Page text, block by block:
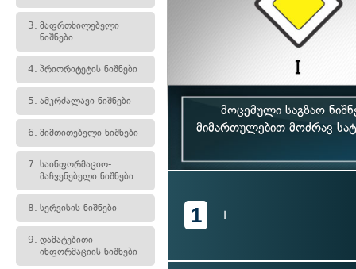
3. მაფრთხილებელი
ნიშნები
4. პრიორიტეტის ნიშნები
5. ამკრძალავი ნიშნები
6. მიმთითებელი ნიშნები
7. საინფორმაციო-
მაჩვენებელი ნიშნები
8. სერვისის ნიშნები
9. დამატებითი
ინფორმაციის ნიშნები
მოცემული საგზაო
მიმართულებით მოძრავ
1 I